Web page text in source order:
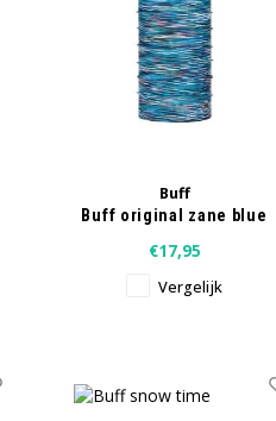
Buff
Buff original zane blue
€17,95
Vergelijk